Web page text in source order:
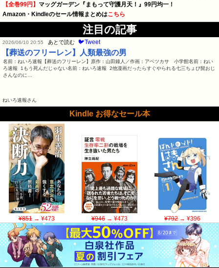
【全巻99円】 マッグガーデン『まもって守護月天！』99円均一！
Amazon・Kindleのセール情報まとめはこちら
注目の記事
2026/06/10 20:55 あとで読む 🐦Tweet
【葬送のフリーレン】人類最強の男
名前：ねいろ速報【葬送のフリーレン】原作：山田鐘人／作画：アベツカサ 小学館名前：ねい
ろ速報 1もう死んだじゃない名前：ねいろ速報 2他漫画だったらすぐやられる七三ちょび髭おじ
さんなのに…
ねいろ速報さん
Kindle お得なセール本
¥851→ ¥473 ¥946→ ¥473 ¥792→ ¥396